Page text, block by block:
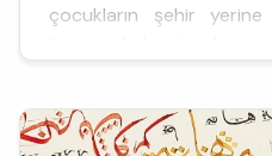
çocukların şehir
Hevâzin kabilesinin Sa‘d